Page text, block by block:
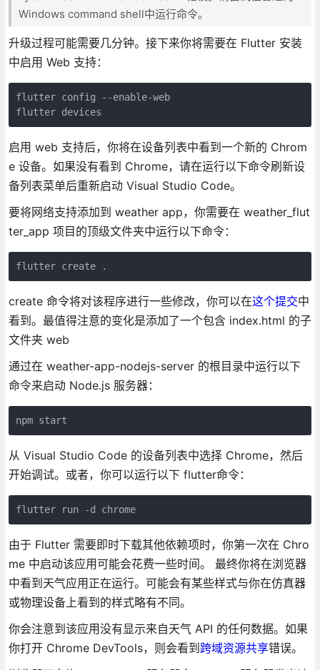
Windows command shell中运行命令。
升级过程可能需要几分钟。接下来你将需要在 Flutter 安装
中启用 Web 支持：
flutter config --enable-web
flutter devices
启用 web 支持后，你将在设备列表中看到一个新的 Chrom
e 设备。如果没有看到 Chrome，请在运行以下命令刷新设
备列表菜单后重新启动 Visual Studio Code。
要将网络支持添加到 weather app，你需要在 weather_flut
ter_app 项目的顶级文件夹中运行以下命令：
flutter create .
create 命令将对该程序进行一些修改，你可以在这个提交中
看到。最值得注意的变化是添加了一个包含 index.html 的子
文件夹 web
通过在 weather-app-nodejs-server 的根目录中运行以下
命令来启动 Node.js 服务器：
npm start
从 Visual Studio Code 的设备列表中选择 Chrome，然后
开始调试。或者，你可以运行以下 flutter命令：
flutter run -d chrome
由于 Flutter 需要即时下载其他依赖项时，你第一次在 Chro
me 中启动该应用可能会花费一些时间。 最终你将在浏览器
中看到天气应用正在运行。可能会有某些样式与你在仿真器
或物理设备上看到的样式略有不同。
你会注意到该应用没有显示来自天气 API 的任何数据。如果
你打开 Chrome DevTools，则会看到跨域资源共享错误。